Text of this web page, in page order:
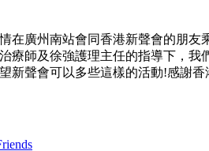
在廣州南站會同香港新聲會的朋
療師及徐強護理主任的指導下，
新聲會可以多些這樣的活動!感謝